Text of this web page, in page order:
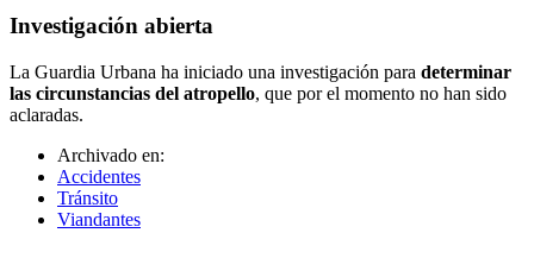
Investigación abierta
La Guardia Urbana ha iniciado una investigación para determinar
las circunstancias del atropello, que por el momento no han sido
aclaradas.
Archivado en:
Accidentes
Tránsito
Viandantes